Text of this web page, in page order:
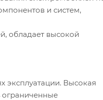
и систем,
обладает высокой
эксплуатации. Высокая
ограниченные